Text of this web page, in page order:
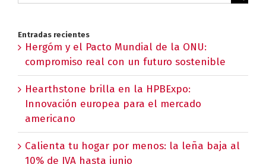
Entradas recientes
Hergóm y el Pacto Mundial de la ONU:
compromiso real con un futuro sostenible
Hearthstone brilla en la HPBExpo:
Innovación europea para el mercado
americano
Calienta tu hogar por menos: la leña baja al
10% de IVA hasta junio